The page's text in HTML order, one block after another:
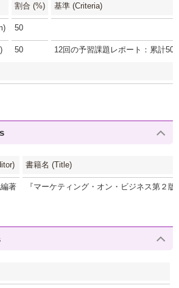
割合 (%) 基準 (Criteria)
50
50 12回の予習課題レポート：累計50
書籍名 (Title)
著 『マーケティング・オン・ビジネス第２版